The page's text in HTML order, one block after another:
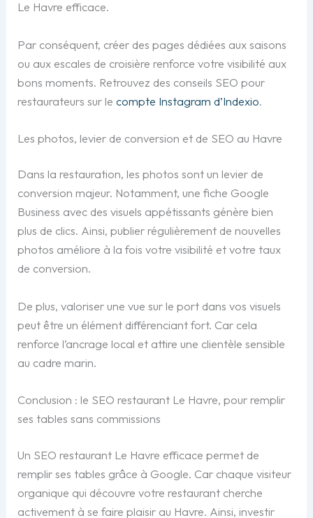
Le Havre efficace.
Par conséquent, créer des pages dédiées aux saisons
ou aux escales de croisière renforce votre visibilité aux
bons moments. Retrouvez des conseils SEO pour
restaurateurs sur lecompte Instagram d’Indexio.
Les photos, levier de conversion et de SEO au Havre
Dans la restauration, les photos sont un levier de
conversion majeur. Notamment, une fiche Google
Business avec des visuels appétissants génère bien
plus de clics. Ainsi, publier régulièrement de nouvelles
photos améliore à la fois votre visibilité et votre taux
de conversion.
De plus, valoriser une vue sur le port dans vos visuels
peut être un élément différenciant fort. Car cela
renforce l’ancrage local et attire une clientèle sensible
au cadre marin.
Conclusion : le SEO restaurant Le Havre, pour remplir
ses tables sans commissions
Un SEO restaurant Le Havre efficace permet de
remplir ses tables grâce à Google. Car chaque visiteur
organique qui découvre votre restaurant cherche
activement à se faire plaisir au Havre. Ainsi, investir